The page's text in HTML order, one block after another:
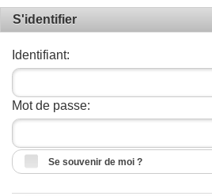
S'identifier
Identifiant:
Mot de passe:
Se souvenir de moi ?